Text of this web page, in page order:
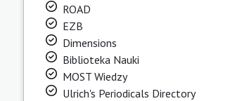
ROAD
EZB
Dimensions
Biblioteka Nauki
MOST Wiedzy
Ulrich's Periodicals Directory